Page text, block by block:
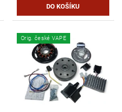
Orig. české VAPE